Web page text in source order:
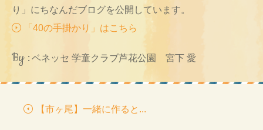
り」にちなんだブログを公開しています。
「40の手掛かり」はこちら
By : ベネッセ 学童クラブ芦花公園 宮下 愛
【市ヶ尾】一緒に作ると...